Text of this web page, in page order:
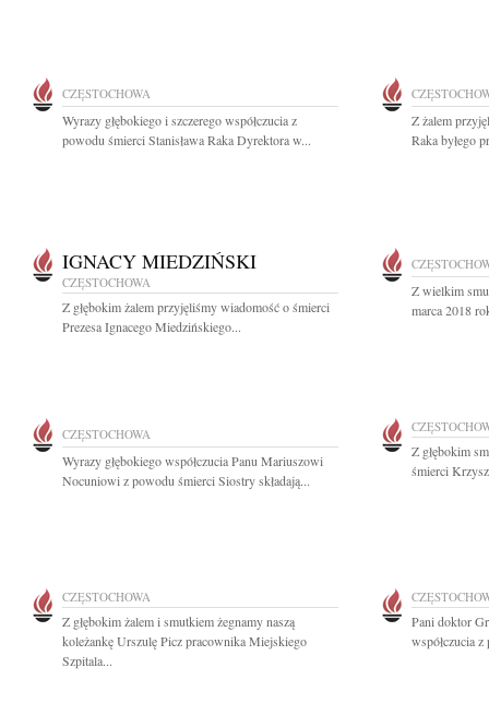
CZĘSTOCHOWA
Wyrazy głębokiego i szczerego współczucia z
powodu śmierci Stanisława Raka Dyrektora w...
Z żalem
Raka byłego
IGNACY MIEDZIŃSKI
CZĘSTOCHOWA
Z głębokim żalem przyjęliśmy wiadomość o śmierci
Prezesa Ignacego Miedzińskiego...
Z wielkim
marca 2018
CZĘSTOCHOWA
Wyrazy głębokiego współczucia Panu Mariuszowi
Nocuniowi z powodu śmierci Siostry składają...
Z głębokim
śmierci
CZĘSTOCHOWA
Z głębokim żalem i smutkiem żegnamy naszą
koleżankę Urszulę Picz pracownika Miejskiego
Szpitala...
Pani doktor
współczucia